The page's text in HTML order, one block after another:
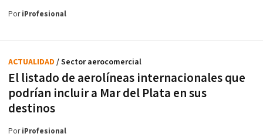
PoriProfesional
El listado de aerolíneas internacionales que
podrían incluir a Mar del Plata en sus
destinos
ACTUALIDAD / Sector aerocomercial
PoriProfesional